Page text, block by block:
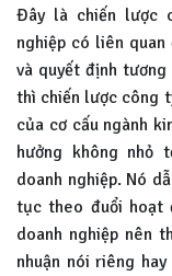
Đây là chiến lược
nghiệp có liên
và quyết định
thì chiến lược công
của cơ cấu ngành
hưởng không nhỏ
doanh nghiệp. Nó
tục theo đuổi hoạt
doanh nghiệp nên
nhuận nói riêng